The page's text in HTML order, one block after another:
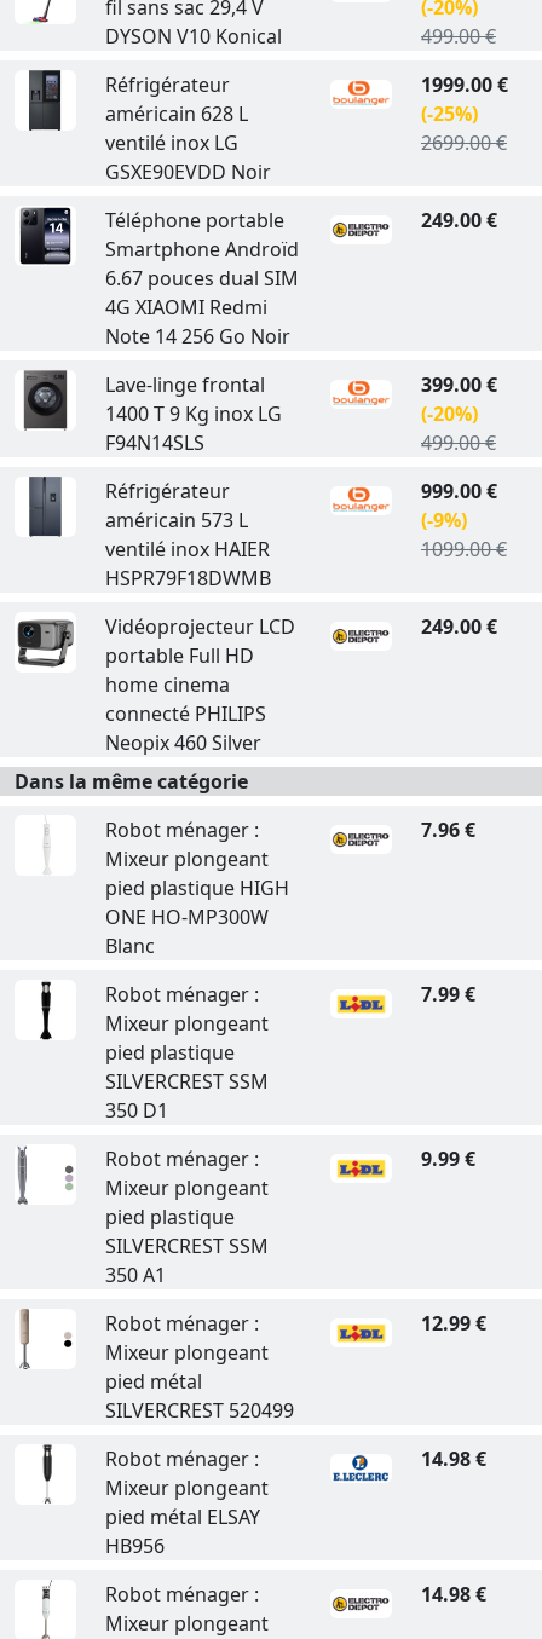
fil sans sac 29,4 V
DYSON V10 Konical
(-20%)
499.00 €
Réfrigérateur
américain 628 L
ventilé inox LG
GSXE90EVDD Noir
1999.00 €
(-25%)
2699.00 €
Téléphone portable
Smartphone Androïd
6.67 pouces dual SIM
4G XIAOMI Redmi
Note 14 256 Go Noir
249.00 €
Lave-linge frontal
1400 T 9 Kg inox LG
F94N14SLS
399.00 €
(-20%)
499.00 €
Réfrigérateur
américain 573 L
ventilé inox HAIER
HSPR79F18DWMB
999.00 €
(-9%)
1099.00 €
Vidéoprojecteur LCD
portable Full HD
home cinema
connecté PHILIPS
Neopix 460 Silver
249.00 €
Dans la même catégorie
Robot ménager :
Mixeur plongeant
pied plastique HIGH
ONE HO-MP300W
Blanc
7.96 €
Robot ménager :
Mixeur plongeant
pied plastique
SILVERCREST SSM
350 D1
7.99 €
Robot ménager :
Mixeur plongeant
pied plastique
SILVERCREST SSM
350 A1
9.99 €
Robot ménager :
Mixeur plongeant
pied métal
SILVERCREST 520499
12.99 €
Robot ménager :
Mixeur plongeant
pied métal ELSAY
HB956
14.98 €
Robot ménager :
Mixeur plongeant
14.98 €